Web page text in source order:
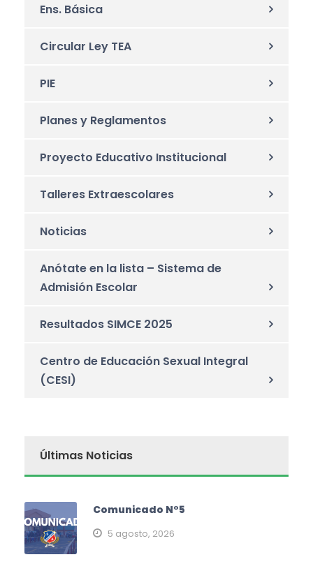
Ens. Básica
Circular Ley TEA
PIE
Planes y Reglamentos
Proyecto Educativo Institucional
Talleres Extraescolares
Noticias
Anótate en la lista – Sistema de
Admisión Escolar
Resultados SIMCE 2025
Centro de Educación Sexual Integral
(CESI)
Últimas Noticias
Comunicado N°5
5 agosto, 2026